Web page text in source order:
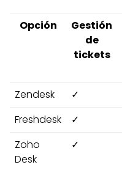
Opción
Gestión
de
tickets
Zendesk ✓
Freshdesk
✓
Zoho
Desk
✓